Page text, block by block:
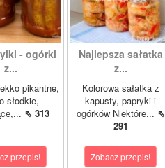
- ogórki
z...
pikantne,
słodkie,
⇖ 313
przepis!
Najlepsza sałatka
z...
Kolorowa sałatka z
kapusty, papryki i
ogórków Niektóre... ⇖
291
Zobacz przepis!